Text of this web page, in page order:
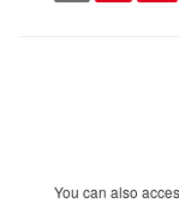
You can also